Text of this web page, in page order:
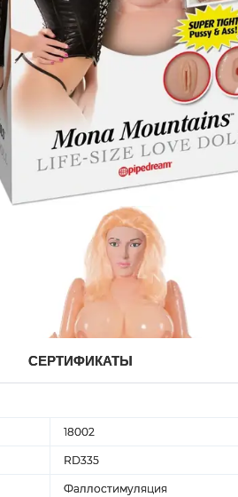
СЕРТИФИКАТЫ
18002
RD335
Фаллостимуляция